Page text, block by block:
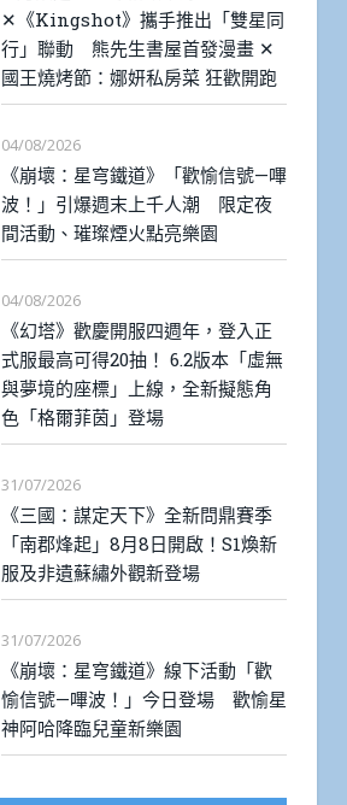
✕《Kingshot》攜手推出「雙星同
行」聯動 熊先生書屋首發漫畫 ✕
國王燒烤節：娜妍私房菜 狂歡開跑
04/08/2026
《崩壞：星穹鐵道》「歡愉信號—嗶
波！」引爆週末上千人潮 限定夜
間活動、璀璨煙火點亮樂園
04/08/2026
《幻塔》歡慶開服四週年，登入正
式服最高可得20抽！ 6.2版本「虛無
與夢境的座標」上線，全新擬態角
色「格爾菲茵」登場
31/07/2026
《三國：謀定天下》全新問鼎賽季
「南郡烽起」8月8日開啟！S1煥新
服及非遺蘇繡外觀新登場
31/07/2026
《崩壞：星穹鐵道》線下活動「歡
愉信號—嗶波！」今日登場 歡愉星
神阿哈降臨兒童新樂園